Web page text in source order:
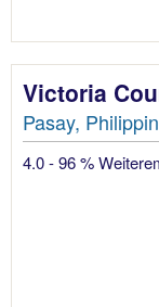
Victoria
Pasay,
4.0 - 96 %